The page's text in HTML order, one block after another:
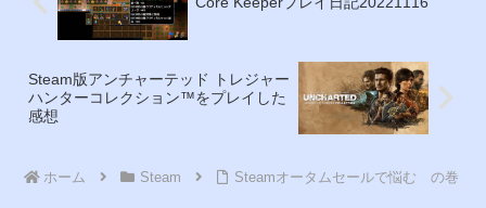
Steam版アンチャーテッド トレジャー
ハンターコレクション™をプレイした
感想
ホーム Steam Steamオータムセールで悩む の巻